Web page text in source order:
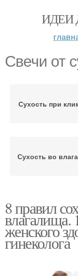
ИДЕИ
Свечи от
Сухость при
Сухость во
8 правил
влагалища.
женского
гинеколога